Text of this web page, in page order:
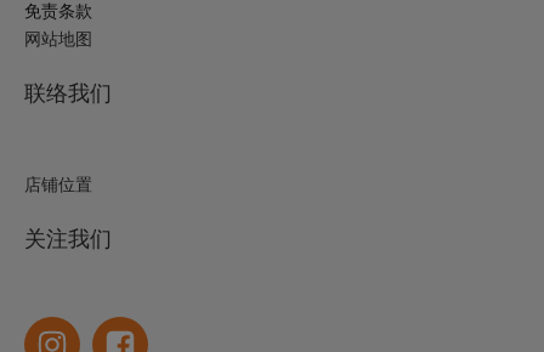
免责条款
网站地图
联络我们
店铺位置
关注我们